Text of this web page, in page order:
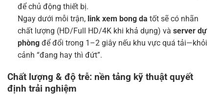
để chủ động thiết bị.
Ngay dưới mỗi trận, link xem bong da tốt sẽ có nhãn
chất lượng (HD/Full HD/4K khi khả dụng) và server dự
phòngđể đổi trong 1–2 giây nếu khu vực quá tải—khỏi
cảnh “đang hay thì đứt”.
Chất lượng & độ trễ: nền tảng kỹ thuật quyết
định trải nghiệm